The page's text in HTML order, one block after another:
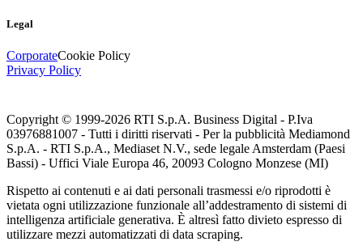
Legal
CorporateCookie Policy
Privacy Policy
Copyright © 1999-2026 RTI S.p.A. Business Digital - P.Iva
03976881007 - Tutti i diritti riservati - Per la pubblicità Mediamond
S.p.A. - RTI S.p.A., Mediaset N.V., sede legale Amsterdam (Paesi
Bassi) - Uffici Viale Europa 46, 20093 Cologno Monzese (MI)
Rispetto ai contenuti e ai dati personali trasmessi e/o riprodotti è
vietata ogni utilizzazione funzionale all’addestramento di sistemi di
intelligenza artificiale generativa. È altresì fatto divieto espresso di
utilizzare mezzi automatizzati di data scraping.